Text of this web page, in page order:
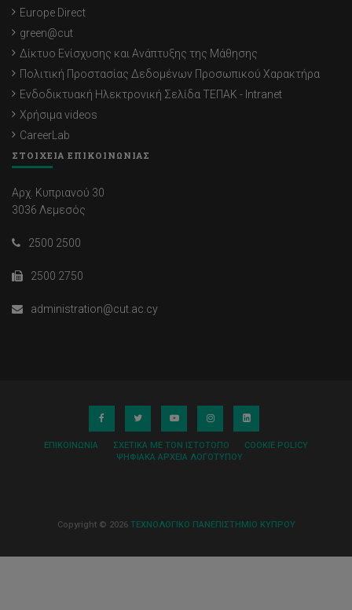
Europe Direct
green@cut
Δίκτυο Ενίσχυσης και Ανάπτυξης της Μάθησης
Πολιτική Προστασίας Δεδομένων Προσωπικού Χαρακτήρα
Ενδοδικτυακή Ηλεκτρονική Σελίδα ΤΕΠΑΚ - Intranet
Χρήσιμα videos
CareerLab
ΣΤΟΙΧΕΙΑ ΕΠΙΚΟΙΝΩΝΙΑΣ
Αρχ. Κυπριανού 30
3036 Λεμεσός
2500 2500
2500 2750
administration@cut.ac.cy
ΕΠΙΚΟΙΝΩΝΊΑ ΣΧΕΤΙΚΆ ΜΕ ΤΟΝ ΙΣΤΌΤΟΠΟ
COOKIE POLICY
ΨΗΦΙΑΚΆ ΑΡΧΕΊΑ ΛΟΓΌΤΥΠΟΥ
Copyright © 2026 ΤΕΧΝΟΛΟΓΙΚΟ ΠΑΝΕΠΙΣΤΗΜΙΟ ΚΥΠΡΟΥ